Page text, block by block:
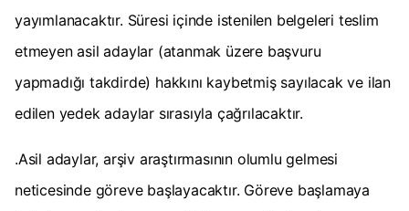
yayımlanacaktır. Süresi içinde istenilen belgeleri teslim
etmeyen asil adaylar (atanmak üzere başvuru
yapmadığı takdirde) hakkını kaybetmiş sayılacak ve ilan
edilen yedek adaylar sırasıyla çağrılacaktır.
.Asil adaylar, arşiv araştırmasının olumlu gelmesi
neticesinde göreve başlayacaktır. Göreve başlamaya